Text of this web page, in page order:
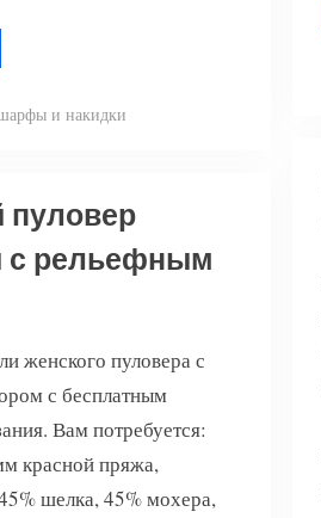
и накидки
пуловер
с рельефным
женского пуловера с
с бесплатным
Вам потребуется:
красной пряжа,
шелка, 45% мохера,